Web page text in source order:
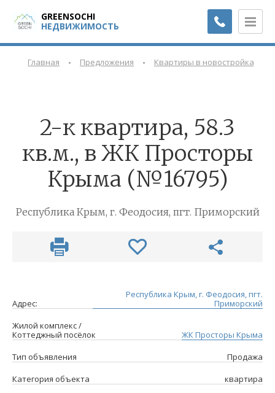
GREENSOCHI
НЕДВИЖИМОСТЬ
Главная - Предложения - Квартиры в новостройках
2-к квартира, 58.3
кв.м., в ЖК Просторы
Крыма (№16795)
Республика Крым, г. Феодосия, пгт. Приморский
Адрес:
Республика Крым, г. Феодосия, пгт.
Приморский
Жилой комплекс /
Коттеджный посёлок
ЖК Просторы Крыма
Тип объявления
Продажа
Категория объекта
квартира